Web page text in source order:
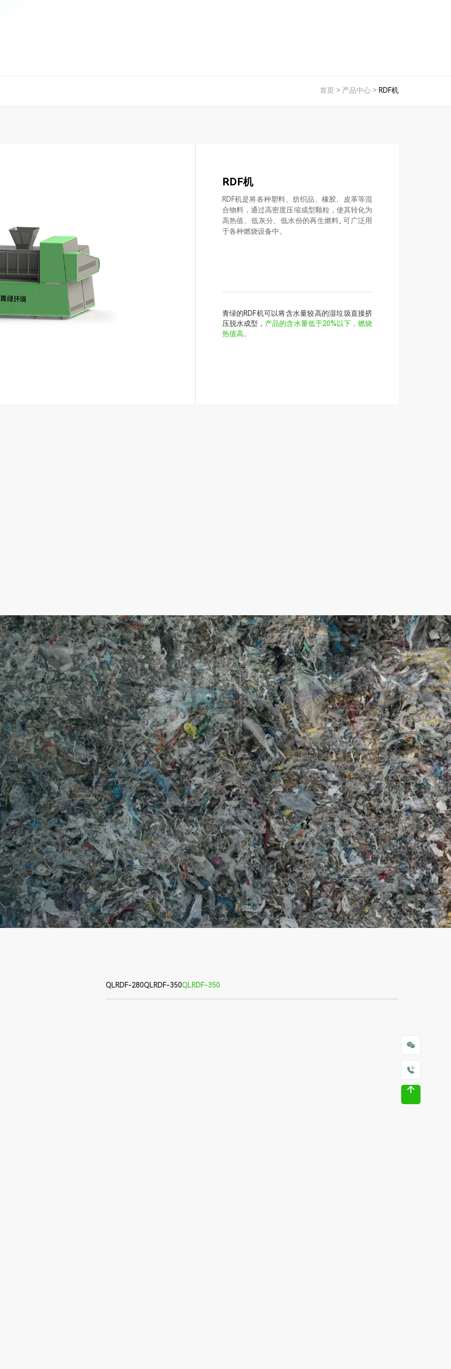
首页> 产品中心>RDF机
RDF机
RDF机是将各种塑料、纺织品、橡胶、皮革等混
合物料，通过高密度压缩成型颗粒，使其转化为
高热值、低灰分、低水份的再生燃料, 可广泛用
于各种燃烧设备中。
青绿的RDF机可以将含水量较高的湿垃圾直接挤
压脱水成型， 产品的含水量低于20%以下，燃烧
热值高。
QLRDF-280QLRDF-350QLRDF-350